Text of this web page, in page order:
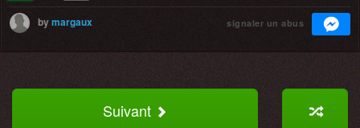
bymargaux signaler un abus
Suivant